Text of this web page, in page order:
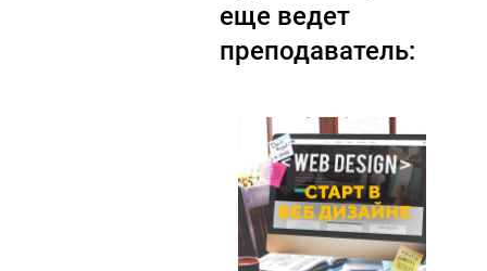
еще ведет
преподаватель: